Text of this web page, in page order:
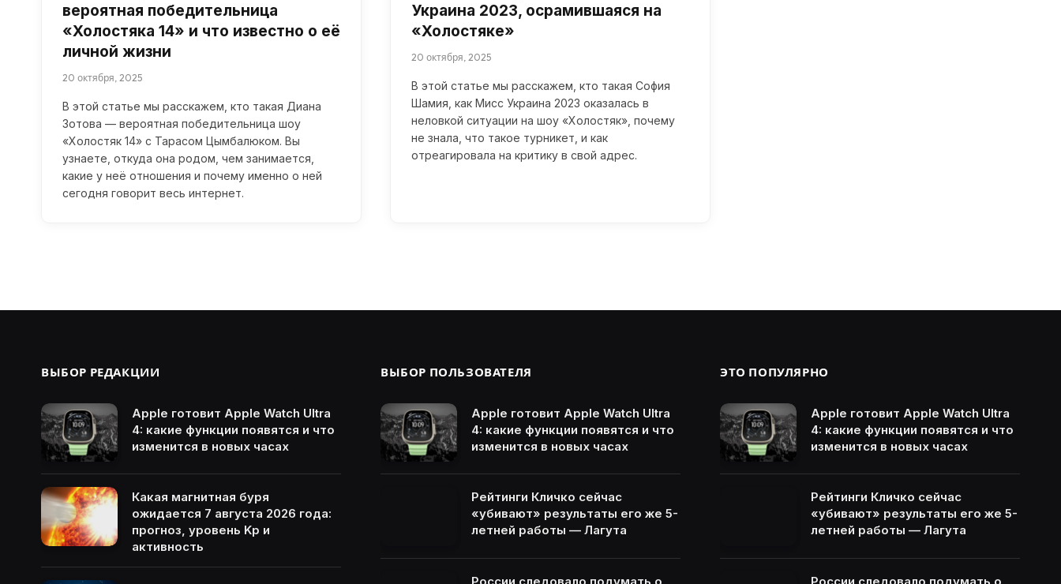
вероятная победительница
«Холостяка 14» и что известно о её
личной жизни
20 октября, 2025
В этой статье мы расскажем, кто такая Диана
Зотова — вероятная победительница шоу
«Холостяк 14» с Тарасом Цымбалюком. Вы
узнаете, откуда она родом, чем занимается,
какие у неё отношения и почему именно о ней
сегодня говорит весь интернет.
Украина 2023, осрамившаяся на
«Холостяке»
20 октября, 2025
В этой статье мы расскажем, кто такая София
Шамия, как Мисс Украина 2023 оказалась в
неловкой ситуации на шоу «Холостяк», почему
не знала, что такое турникет, и как
отреагировала на критику в свой адрес.
ВЫБОР РЕДАКЦИИ
Apple готовит Apple Watch Ultra
4: какие функции появятся и что
изменится в новых часах
Какая магнитная буря
ожидается 7 августа 2026 года:
прогноз, уровень Kp и
активность
ВЫБОР ПОЛЬЗОВАТЕЛЯ
Apple готовит Apple Watch Ultra
4: какие функции появятся и что
изменится в новых часах
Рейтинги Кличко сейчас
«убивают» результаты его же 5-
летней работы — Лагута
ЭТО ПОПУЛЯРНО
Apple готовит Apple Watch Ultra
4: какие функции появятся и что
изменится в новых часах
Рейтинги Кличко сейчас
«убивают» результаты его же 5-
летней работы — Лагута